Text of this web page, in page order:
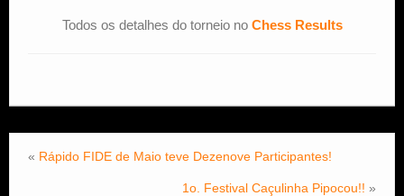
Todos os detalhes do torneio no Chess Results
« Rápido FIDE de Maio teve Dezenove Participantes!
1o. Festival Caçulinha Pipocou!! »